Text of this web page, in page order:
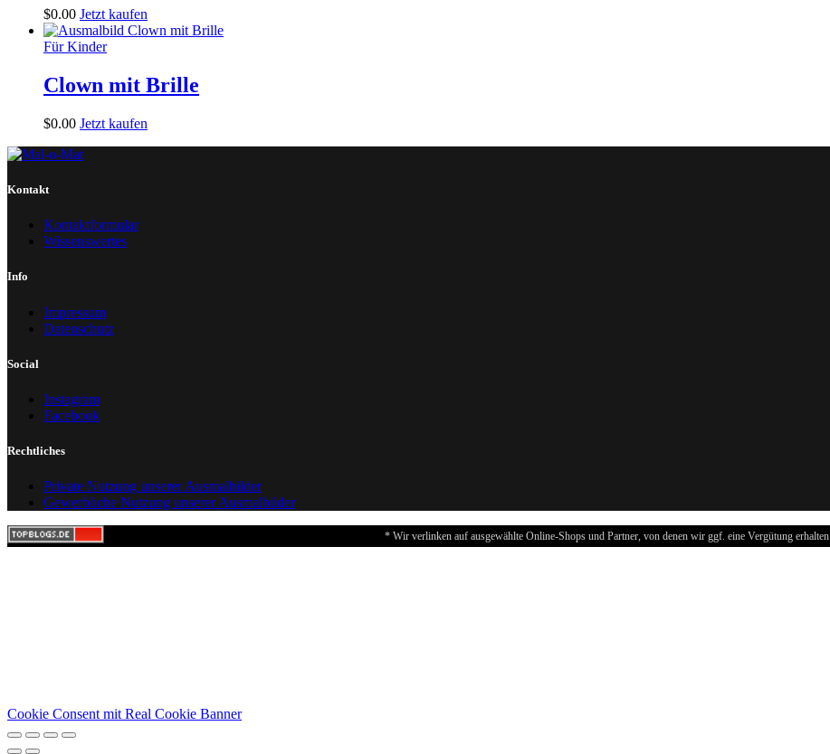
$0.00 Jetzt kaufen
Für Kinder
Clown mit Brille
$0.00 Jetzt kaufen
Kontakt
Kontaktformular
Wissenswertes
Info
Impressum
Datenschutz
Social
Instagram
Facebook
Rechtliches
Private Nutzung unserer Ausmalbilder
Gewerbliche Nutzung unserer Ausmalbilder
* Wir verlinken auf ausgewählte Online-Shops und Partner, von denen wir ggf. eine Vergütung erhalten.
Cookie Consent mit Real Cookie Banner